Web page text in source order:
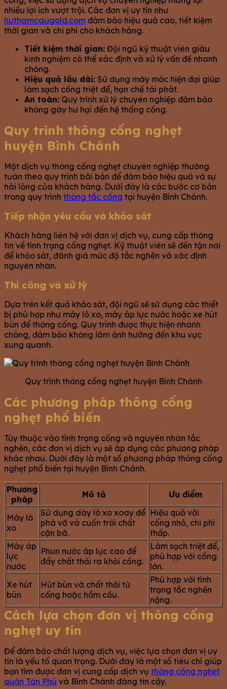
nhiều lợi ích vượt trội. Các đơn vị uy tín như
huthamcaugold.com đảm bảo hiệu quả cao, tiết kiệm
thời gian và chi phí cho khách hàng.
Tiết kiệm thời gian: Đội ngũ kỹ thuật viên giàu
kinh nghiệm có thể xác định và xử lý vấn đề nhanh
chóng.
Hiệu quả lâu dài: Sử dụng máy móc hiện đại giúp
làm sạch cống triệt để, hạn chế tái phát.
An toàn: Quy trình xử lý chuyên nghiệp đảm bảo
không gây hư hại đến hệ thống cống.
Quy trình thông cống nghẹt
huyện Bình Chánh
Một dịch vụ thông cống nghẹt chuyên nghiệp thường
tuân theo quy trình bài bản để đảm bảo hiệu quả và sự
hài lòng của khách hàng. Dưới đây là các bước cơ bản
trong quy trình thông tắc cống tại huyện Bình Chánh.
Tiếp nhận yêu cầu và khảo sát
Khách hàng liên hệ với đơn vị dịch vụ, cung cấp thông
tin về tình trạng cống nghẹt. Kỹ thuật viên sẽ đến tận nơi
để khảo sát, đánh giá mức độ tắc nghẽn và xác định
nguyên nhân.
Thi công và xử lý
Dựa trên kết quả khảo sát, đội ngũ sẽ sử dụng các thiết
bị phù hợp như máy lò xo, máy áp lực nước hoặc xe hút
bùn để thông cống. Quy trình được thực hiện nhanh
chóng, đảm bảo không làm ảnh hưởng đến khu vực
xung quanh.
Quy trình thông cống nghẹt huyện Bình Chánh
Các phương pháp thông cống
nghẹt phổ biến
Tùy thuộc vào tình trạng cống và nguyên nhân tắc
nghẽn, các đơn vị dịch vụ sẽ áp dụng các phương pháp
khác nhau. Dưới đây là một số phương pháp thông cống
nghẹt phổ biến tại huyện Bình Chánh.
Phương
pháp
Mô tả Ưu điểm
Máy lò
xo
Sử dụng dây lò xo xoay để
phá vỡ và cuốn trôi chất
cặn bã.
Hiệu quả với
cống nhỏ, chi phí
thấp.
Máy áp
lực
nước
Phun nước áp lực cao để
đẩy chất thải ra khỏi cống.
Làm sạch triệt để,
phù hợp với cống
lớn.
Xe hút
bùn
Hút bùn và chất thải từ
cống hoặc hầm cầu.
Phù hợp với tình
trạng tắc nghẽn
nặng.
Cách lựa chọn đơn vị thông cống
nghẹt uy tín
Để đảm bảo chất lượng dịch vụ, việc lựa chọn đơn vị uy
tín là yếu tố quan trọng. Dưới đây là một số tiêu chí giúp
bạn tìm được đơn vị cung cấp dịch vụ thông cống nghẹt
quận Tân Phú và Bình Chánh đáng tin cậy.